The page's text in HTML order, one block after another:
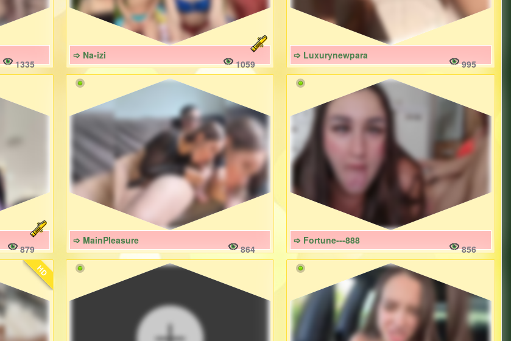
1335
➩ Na-izi
1059
➩ Luxurynewpara
995
879
➩ MainPleasure
864
➩ Fortune---888
856
HD